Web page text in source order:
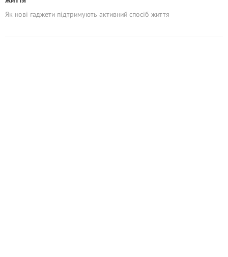
Як нові гаджети підтримують активний спосіб життя